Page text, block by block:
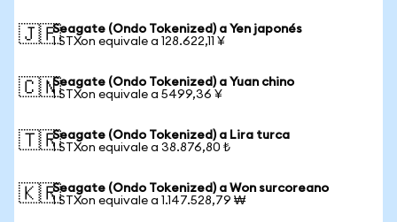
🇯🇵Seagate (Ondo Tokenized) a Yen japonés
1 STXon equivale a 128.622,11 ¥
🇨🇳Seagate (Ondo Tokenized) a Yuan chino
1 STXon equivale a 5499,36 ¥
🇹🇷Seagate (Ondo Tokenized) a Lira turca
1 STXon equivale a 38.876,80 ₺
🇰🇷Seagate (Ondo Tokenized) a Won surcoreano
1 STXon equivale a 1.147.528,79 ₩